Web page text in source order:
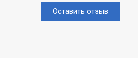
Оставить отзыв